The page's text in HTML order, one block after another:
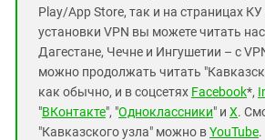
Play/App Store, так и на страницах КУ
установки VPN вы можете читать
Дагестане, Чечне и Ингушетии – с
можно продолжать читать
как обычно, и в соцсетях Facebook*,
"ВКонтакте", "Одноклассники" и X.
"Кавказского узла" можно вYouTube.